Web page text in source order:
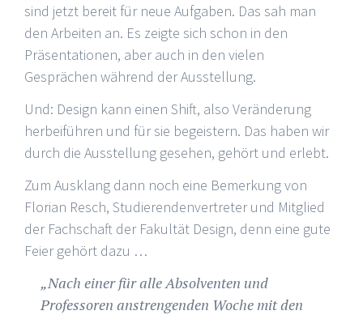
sind jetzt bereit für neue Aufgaben. Das sah man
den Arbeiten an. Es zeigte sich schon in den
Präsentationen, aber auch in den vielen
Gesprächen während der Ausstellung.
Und: Design kann einen Shift, also Veränderung
herbeiführen und für sie begeistern. Das haben wir
durch die Ausstellung gesehen, gehört und erlebt.
Zum Ausklang dann noch eine Bemerkung von
Florian Resch, Studierendenvertreter und Mitglied
der Fachschaft der Fakultät Design, denn eine gute
Feier gehört dazu …
„Nach einer für alle Absolventen und
Professoren anstrengenden Woche mit den